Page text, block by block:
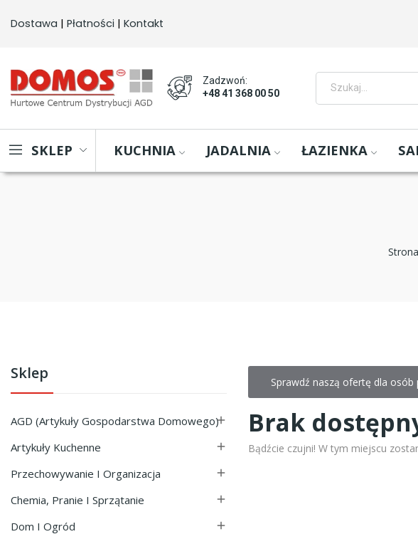
Dostawa | Płatności | Kontakt
Zadzwoń:
+48 41 368 00 50
SKLEP KUCHNIA JADALNIA ŁAZIENKA
Sklep
AGD (Artykuły Gospodarstwa Domowego)
Artykuły Kuchenne 
Przechowywanie I Organizacja 
Chemia, Pranie I Sprzątanie 
Dom I Ogród 
Sprawdź naszą ofertę dla osób
Brak
Bądźcie czujni! W tym miejscu